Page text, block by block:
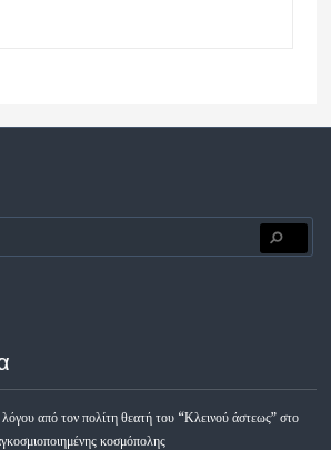
λόγου από τον πολίτη θεατή του “Κλεινού άστεως” στο
κοσμόπολης